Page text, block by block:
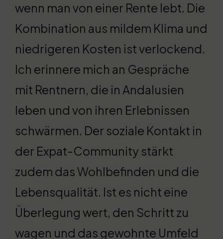
wenn man von einer Rente lebt. Die
Kombination aus mildem Klima und
niedrigeren Kosten ist verlockend.
Ich erinnere mich an Gespräche
mit Rentnern, die in Andalusien
leben und von ihren Erlebnissen
schwärmen. Der soziale Kontakt in
der Expat-Community stärkt
zudem das Wohlbefinden und die
Lebensqualität. Ist es nicht eine
Überlegung wert, den Schritt zu
wagen und das gewohnte Umfeld